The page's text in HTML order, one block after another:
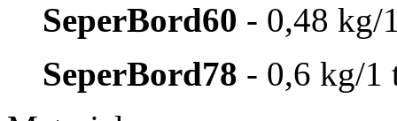
SeperBord60 - 0,48 kg/
SeperBord78 - 0,6 kg/1